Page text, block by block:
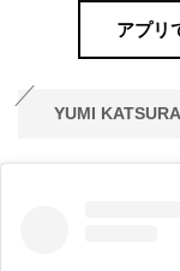
アプリ
YUMI